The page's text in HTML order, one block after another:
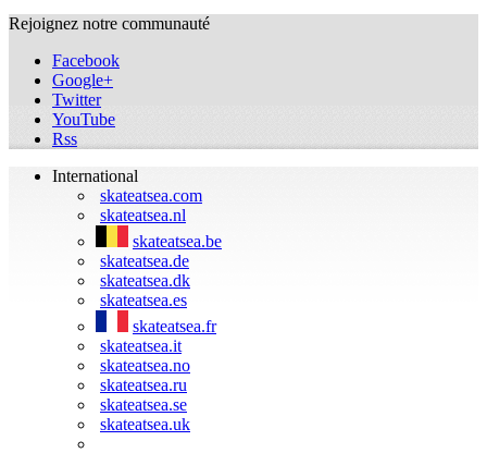
Rejoignez notre communauté
Facebook
Google+
Twitter
YouTube
Rss
International
skateatsea.com
skateatsea.nl
skateatsea.be
skateatsea.de
skateatsea.dk
skateatsea.es
skateatsea.fr
skateatsea.it
skateatsea.no
skateatsea.ru
skateatsea.se
skateatsea.uk